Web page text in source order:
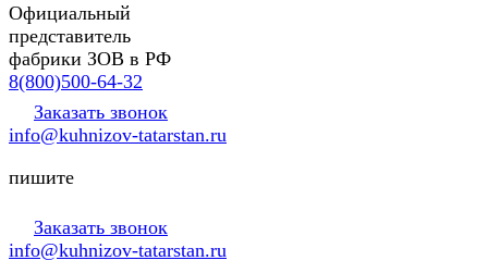
Официальный
представитель
фабрики ЗОВ в РФ
8(800)500-64-32
Заказать звонок
info@kuhnizov-tatarstan.ru
пишите
Заказать звонок
info@kuhnizov-tatarstan.ru